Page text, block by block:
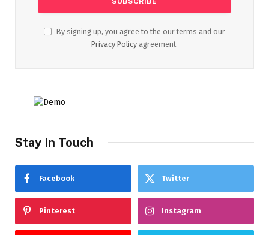
By signing up, you agree to the our terms and our
Privacy Policy agreement.
Stay In Touch
Facebook Twitter
Pinterest Instagram